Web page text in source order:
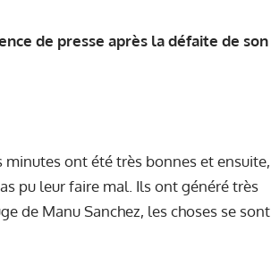
de presse après la défaite de son
minutes ont été très bonnes et ensuite,
pu leur faire mal. Ils ont généré très
de Manu Sanchez, les choses se sont